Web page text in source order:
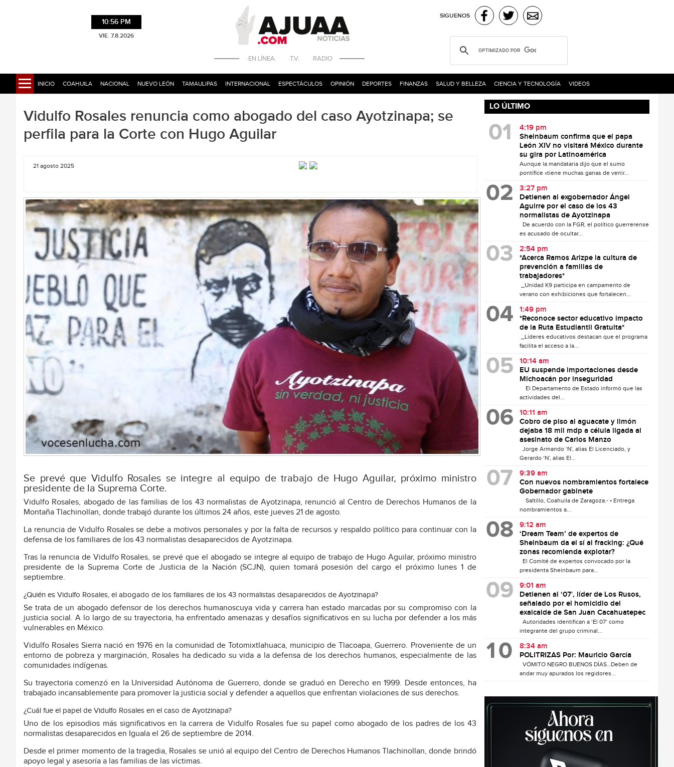
10:56 PM
VIE. 7.8.2026
·EN LÍNEA. ·T.V. ·RADIO
SIGUENOS
INICIO COAHUILA NACIONAL NUEVO LEÓN TAMAULIPAS INTERNACIONAL ESPECTÁCULOS OPINIÓN DEPORTES FINANZAS SALUD Y BELLEZA CIENCIA Y TECNOLOGÍA VIDEOS
Vidulfo Rosales renuncia como abogado del caso Ayotzinapa; se
perfila para la Corte con Hugo Aguilar
21 agosto 2025
Se prevé que Vidulfo Rosales se integre al equipo de trabajo de Hugo Aguilar, próximo ministro
presidente de la Suprema Corte.
Vidulfo Rosales, abogado de las familias de los 43 normalistas de Ayotzinapa, renunció al Centro de Derechos Humanos de la
Montaña Tlachinollan, donde trabajó durante los últimos 24 años, este jueves 21 de agosto.
La renuncia de Vidulfo Rosales se debe a motivos personales y por la falta de recursos y respaldo político para continuar con la
defensa de los familiares de los 43 normalistas desaparecidos de Ayotzinapa.
Tras la renuncia de Vidulfo Rosales, se prevé que el abogado se integre al equipo de trabajo de Hugo Aguilar, próximo ministro
presidente de la Suprema Corte de Justicia de la Nación (SCJN), quien tomará posesión del cargo el próximo lunes 1 de
septiembre.
¿Quién es Vidulfo Rosales, el abogado de los familiares de los 43 normalistas desaparecidos de Ayotzinapa?
Se trata de un abogado defensor de los derechos humanoscuya vida y carrera han estado marcadas por su compromiso con la
justicia social. A lo largo de su trayectoria, ha enfrentado amenazas y desafíos significativos en su lucha por defender a los más
vulnerables en México.
Vidulfo Rosales Sierra nació en 1976 en la comunidad de Totomixtlahuaca, municipio de Tlacoapa, Guerrero. Proveniente de un
entorno de pobreza y marginación, Rosales ha dedicado su vida a la defensa de los derechos humanos, especialmente de las
comunidades indígenas.
Su trayectoria comenzó en la Universidad Autónoma de Guerrero, donde se graduó en Derecho en 1999. Desde entonces, ha
trabajado incansablemente para promover la justicia social y defender a aquellos que enfrentan violaciones de sus derechos.
¿Cuál fue el papel de Vidulfo Rosales en el caso de Ayotzinapa?
Uno de los episodios más significativos en la carrera de Vidulfo Rosales fue su papel como abogado de los padres de los 43
normalistas desaparecidos en Iguala el 26 de septiembre de 2014.
Desde el primer momento de la tragedia, Rosales se unió al equipo del Centro de Derechos Humanos Tlachinollan, donde brindó
apoyo legal y asesoría a las familias de las víctimas.
LO ÚLTIMO
4:19 pm
Sheinbaum confirma que el papa
León XIV no visitará México durante
su gira por Latinoamérica
Aunque la mandataria dijo que el sumo
pontífice «tiene muchas ganas de venir...
3:27 pm
Detienen al exgobernador Ángel
Aguirre por el caso de los 43
normalistas de Ayotzinapa
De acuerdo con la FGR, el político guerrerense
es acusado de ocultar...
2:54 pm
*Acerca Ramos Arizpe la cultura de
prevención a familias de
trabajadores*
_Unidad K9 participa en campamento de
verano con exhibiciones que fortalecen...
1:49 pm
*Reconoce sector educativo impacto
de la Ruta Estudiantil Gratuita*
_Líderes educativos destacan que el programa
facilita el acceso a la...
10:14 am
EU suspende importaciones desde
Michoacán por inseguridad
El Departamento de Estado informó que las
actividades del...
10:11 am
Cobro de piso al aguacate y limón
dejaba 18 mil mdp a célula ligada al
asesinato de Carlos Manzo
Jorge Armando ‘N’, alias El Licenciado, y
Gerardo ‘N’, alias El...
9:39 am
Con nuevos nombramientos fortalece
Gobernador gabinete
Saltillo, Coahuila de Zaragoza.- • Entrega
nombramientos a...
9:12 am
‘Dream Team’ de expertos de
Sheinbaum da el sí al fracking: ¿Qué
zonas recomienda explotar?
El Comité de expertos convocado por la
presidenta Sheinbaum para...
9:01 am
Detienen al ‘07′, líder de Los Rusos,
señalado por el homicidio del
exalcalde de San Juan Cacahuatepec
Autoridades identifican a ‘El 07’ como
integrante del grupo criminal...
8:34 am
POLITRIZAS Por: Mauricio García
VÓMITO NEGRO BUENOS DÍAS…Deben de
andar muy apurados los regidores...